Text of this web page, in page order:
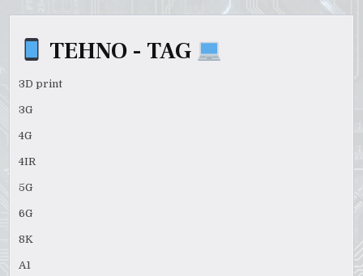
TEHNO - TAG
3D print
3G
4G
4IR
5G
6G
8K
A1